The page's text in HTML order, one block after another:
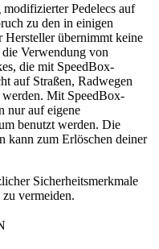
Pedelecs auf
zu den in einigen
Hersteller übernimmt keine
Verwendung von
die mit SpeedBox-
auf Straßen, Radwegen
Mit SpeedBox-
nur auf eigene
benutzt werden. Die
kann zum Erlöschen deiner
Sicherheitsmerkmale
vermeiden.